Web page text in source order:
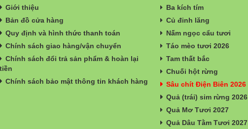
Giới thiệu
Bản đồ cửa hàng
Quy định và hình thức thanh toán
Chính sách giao hàng/vận chuyển
Chính sách đổi trả sản phẩm & hoàn lại
tiền
Chính sách bảo mật thông tin khách hàng
Ba kích tím
Củ đinh lăng
Nấm ngọc cẩu tươi
Táo mèo tươi 2026
Tam thất bắc
Chuối hột rừng
Sâu chít Điện Biên 2026
Quả (trái) sim rừng 2026
Quả Mơ Tươi 2027
Quả Dâu Tằm Tươi 2027